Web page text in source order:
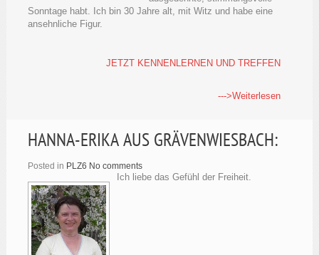
Sonntage habt. Ich bin 30 Jahre alt, mit Witz und habe eine
ansehnliche Figur.
JETZT KENNENLERNEN UND TREFFEN
--->Weiterlesen
HANNA-ERIKA AUS GRÄVENWIESBACH:
Posted in PLZ6 No comments
Ich liebe das Gefühl der Freiheit.